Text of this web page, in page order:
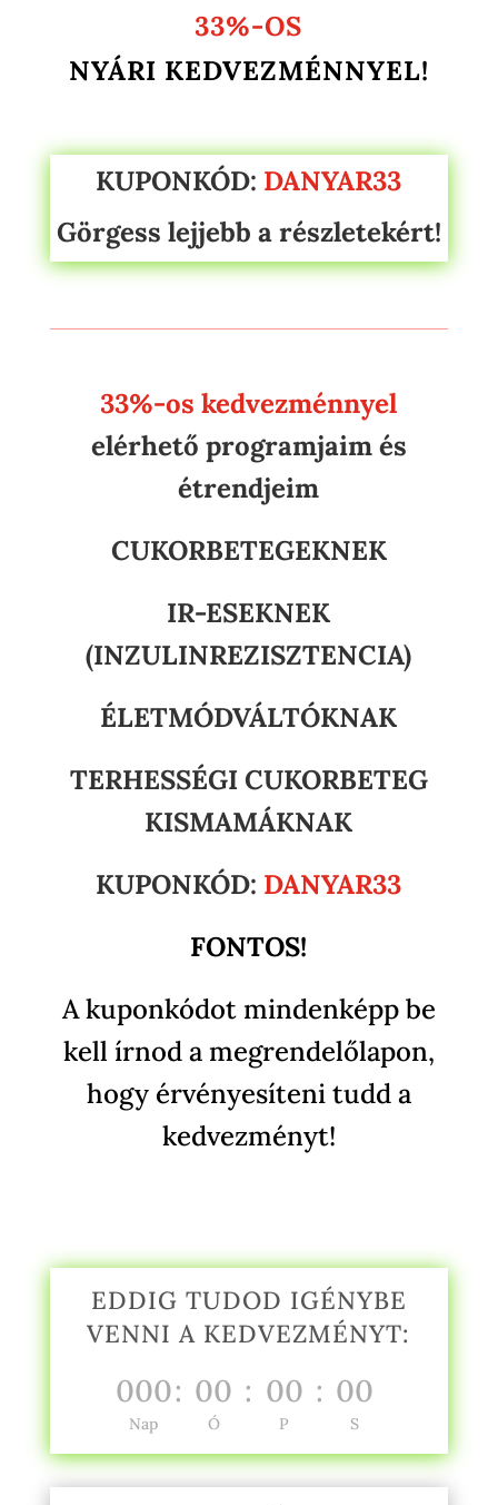
33%-OS
NYÁRI KEDVEZMÉNNYEL!
KUPONKÓD: DANYAR33
Görgess lejjebb a részletekért!
33%-os kedvezménnyel
elérhető programjaim és
étrendjeim
CUKORBETEGEKNEK
IR-ESEKNEK
(INZULINREZISZTENCIA)
ÉLETMÓDVÁLTÓKNAK
TERHESSÉGI CUKORBETEG
KISMAMÁKNAK
KUPONKÓD: DANYAR33
FONTOS!
A kuponkódot mindenképp be
kell írnod a megrendelőlapon,
hogy érvényesíteni tudd a
kedvezményt!
EDDIG TUDOD IGÉNYBE
VENNI A KEDVEZMÉNYT:
000
Nap
: 00
Ó
: 00
P
: 00
S